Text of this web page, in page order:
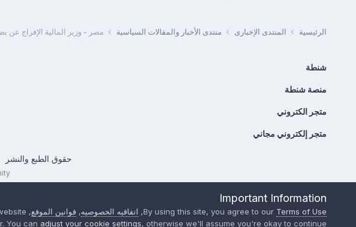
الرئيسية المنتدى الإخبارى منتدى الأخبار والمقالات السياسية مصر - وزير المالية الإفراج عن بضائع من الموانئ
شنطة
منصة شنطة
متجر الكتروني
متجر إلكتروني مجاني
حقوق الطبع والنشر
Important Information
By using this site, you agree to our Terms of Use
, اتفاقيه الخصوصيه, قوانين الموقع, We have placed
You can adjust your cookie settings, otherwise we'll assume you're okay to continue..